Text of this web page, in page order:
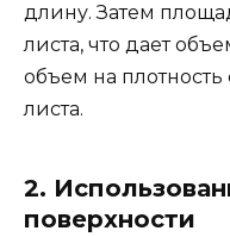
длину. Затем
листа, что дает
объем на плотность
листа.
2.
поверхности